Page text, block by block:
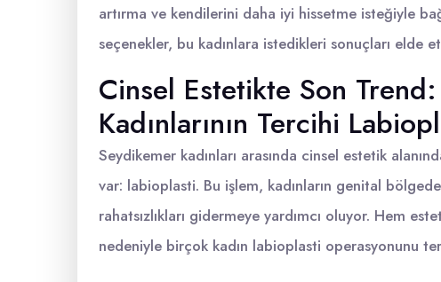
artırma ve kendilerini daha iyi hissetme isteğiyle
seçenekler, bu kadınlara istedikleri sonuçları elde
Cinsel Estetikte Son
Kadınlarının Tercihi
Seydikemer kadınları arasında cinsel estetik
var: labioplasti. Bu işlem, kadınların genital
rahatsızlıkları gidermeye yardımcı oluyor. Hem
nedeniyle birçok kadın labioplasti operasyonunu